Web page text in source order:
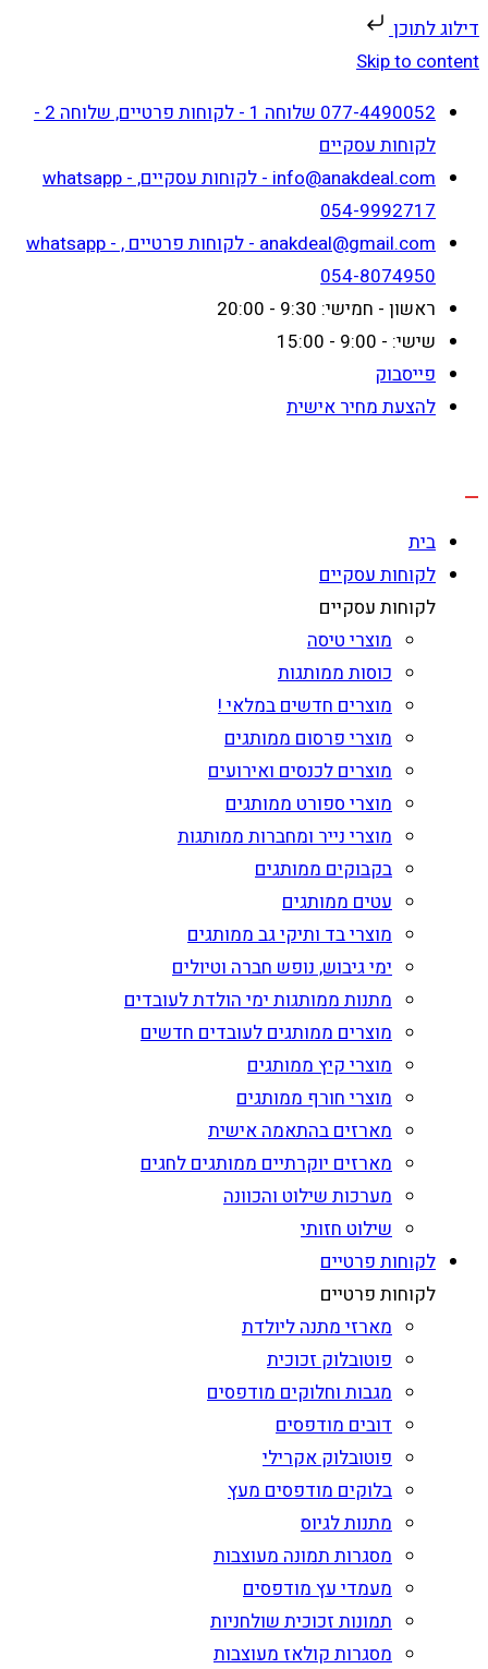
דילוג לתוכן
Skip to content
077-4490052 שלוחה 1 - לקוחות פרטיים, שלוחה 2 -
לקוחות עסקיים
info@anakdeal.com - לקוחות עסקיים, whatsapp -
054-9992717
anakdeal@gmail.com - לקוחות פרטיים , whatsapp -
054-8074950
ראשון - חמישי: 9:30 - 20:00
שישי: - 9:00 - 15:00
פייסבוק
להצעת מחיר אישית
בית
לקוחות עסקיים
לקוחות עסקיים
מוצרי טיסה
כוסות ממותגות
מוצרים חדשים במלאי !
מוצרי פרסום ממותגים
מוצרים לכנסים ואירועים
מוצרי ספורט ממותגים
מוצרי נייר ומחברות ממותגות
בקבוקים ממותגים
עטים ממותגים
מוצרי בד ותיקי גב ממותגים
ימי גיבוש, נופש חברה וטיולים
מתנות ממותגות ימי הולדת לעובדים
מוצרים ממותגים לעובדים חדשים
מוצרי קיץ ממותגים
מוצרי חורף ממותגים
מארזים בהתאמה אישית
מארזים יוקרתיים ממותגים לחגים
מערכות שילוט והכוונה
שילוט חזותי
לקוחות פרטיים
לקוחות פרטיים
מארזי מתנה ליולדת
פוטובלוק זכוכית
מגבות וחלוקים מודפסים
דובים מודפסים
פוטובלוק אקרילי
בלוקים מודפסים מעץ
מתנות לגיוס
מסגרות תמונה מעוצבות
מעמדי עץ מודפסים
תמונות זכוכית שולחניות
מסגרות קולאז מעוצבות